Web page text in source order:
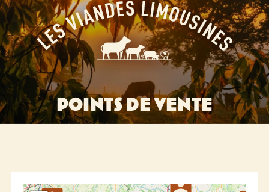
POINTS DE VENTE